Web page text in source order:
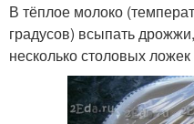
В тёплое молоко
градусов) всыпать
несколько столовых